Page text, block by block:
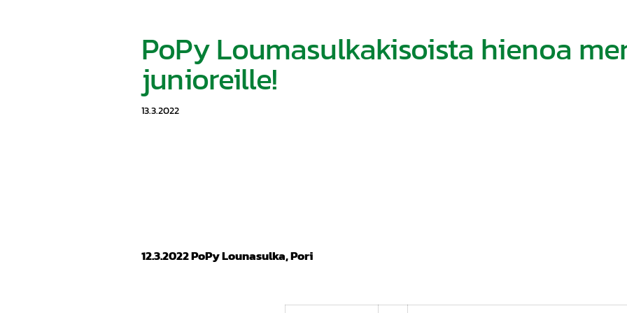
PoPy Loumasulkakisoista hienoa
junioreille!
13.3.2022
12.3.2022 PoPy Lounasulka, Pori